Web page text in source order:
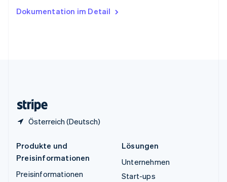
Dokumentation im Detail
Österreich (Deutsch)
English
Produkte und
Preisinformationen
Preisinformationen
Lösungen
Unternehmen
Start-ups